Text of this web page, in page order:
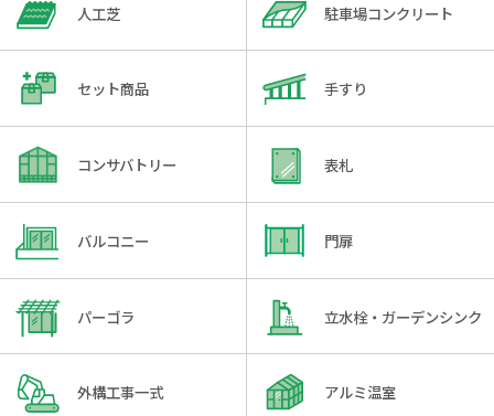
人工芝 駐車場コンクリート
セット商品 手すり
コンサバトリー 表札
バルコニー 門扉
パーゴラ 立水栓・ガーデンシンク
外構工事一式 アルミ温室